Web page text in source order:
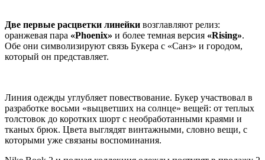
Две первые расцветки линейки возглавляют релиз:
оранжевая пара «Phoenix» и более темная версия «Rising».
Обе они символизируют связь Букера с «Санз» и городом,
который он представляет.
Линия одежды углубляет повествование. Букер участвовал в
разработке восьми «выцветших на солнце» вещей: от теплых
толстовок до коротких шорт с необработанными краями и
тканых брюк. Цвета выглядят винтажными, словно вещи, с
которыми уже связаны воспоминания.